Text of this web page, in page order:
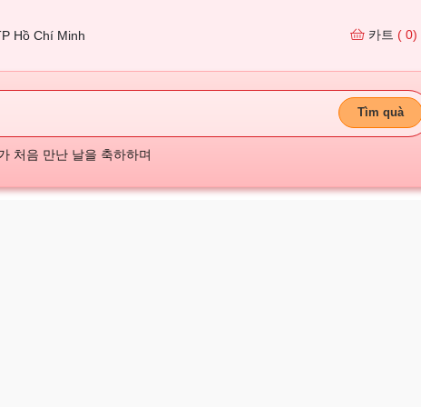
Hồ Chí Minh 카트 ( 0)
Tìm quà
처음 만난 날을 축하하며